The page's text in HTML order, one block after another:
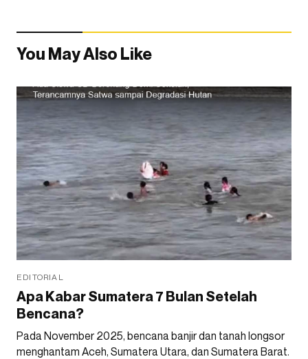
You May Also Like
EDITORIAL
Apa Kabar Sumatera 7 Bulan Setelah
Bencana?
Pada November 2025, bencana banjir dan tanah longsor
menghantam Aceh, Sumatera Utara, dan Sumatera Barat.